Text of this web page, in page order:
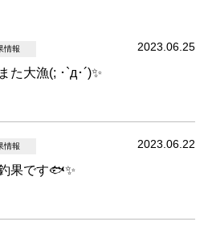
情報 2023.06.25
た大漁(; ･`д･´)✨
情報 2023.06.22
果です🐟✨